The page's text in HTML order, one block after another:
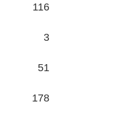
116
3
51
178